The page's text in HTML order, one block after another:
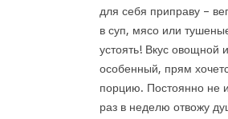
для себя приправу –
в суп, мясо или
устоять! Вкус овощной
особенный, прям
порцию. Постоянно не
раз в неделю отвожу